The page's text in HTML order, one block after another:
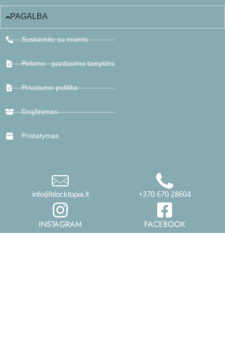
PAGALBA
Susisiekite su mumis
Pirkimo - pardavimo taisyklės
Privatumo politika
Grąžinimas
Pristatymas
info@blocktopia.lt +370 670 28604
INSTAGRAM FACEBOOK